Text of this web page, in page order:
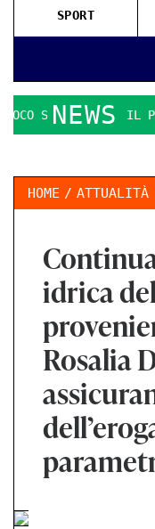
SPORT
NEWS
SI FA DURO. IL PD
HOME ATTUALITÀ
idrica
Rosalia